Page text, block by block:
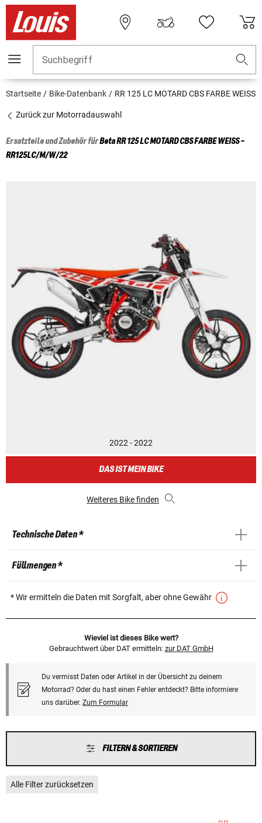
Suchbegriff
Startseite Bike-Datenbank RR 125 LC MOTARD CBS FARBE WEISS
Zurück zur Motorradauswahl
Ersatzteile und Zubehör fürBetaRR 125 LC MOTARD CBS FARBE WEISS -
RR125LC/M/W/22
2022 - 2022
DAS IST MEIN BIKE
Weiteres Bike finden
Technische Daten *
Füllmengen *
* Wir ermitteln die Daten mit Sorgfalt, aber ohne Gewähr
Wieviel ist dieses Bike wert?
Gebrauchtwert über DAT ermitteln: zur DAT GmbH
Du vermisst Daten oder Artikel in der Übersicht zu deinem
Motorrad? Oder du hast einen Fehler entdeckt? Bitte informiere
uns darüber. Zum Formular
FILTERN & SORTIEREN
Alle Filter zurücksetzen